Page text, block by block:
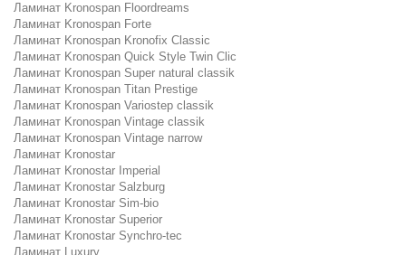
Ламинат Kronospan Floordreams
Ламинат Kronospan Forte
Ламинат Kronospan Kronofix Classic
Ламинат Kronospan Quick Style Twin Clic
Ламинат Kronospan Super natural classik
Ламинат Kronospan Titan Prestige
Ламинат Kronospan Variostep classik
Ламинат Kronospan Vintage classik
Ламинат Kronospan Vintage narrow
Ламинат Kronostar
Ламинат Kronostar Imperial
Ламинат Kronostar Salzburg
Ламинат Kronostar Sim-bio
Ламинат Kronostar Superior
Ламинат Kronostar Synchro-tec
Ламинат Luxury